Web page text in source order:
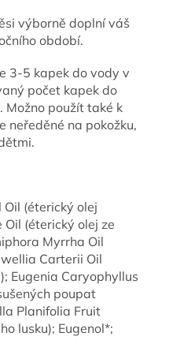
výborně doplní váš
období.
3-5 kapek do vody v
počet kapek do
Možno použít také k
neředěné na pokožku,
Oil (éterický olej
(éterický olej ze
Myrrha Oil
Carterii Oil
Eugenia Caryophyllus
poupat
Planifolia Fruit
lusku); Eugenol*;